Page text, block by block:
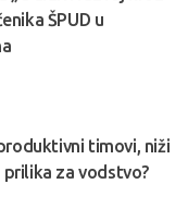
ŠPUD u
timovi, niži
za vodstvo?